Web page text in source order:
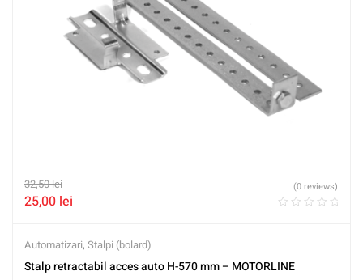
32,50lei
25,00 lei
(0 reviews)
Automatizari, Stalpi (bolard)
Stalp retractabil acces auto H-570 mm – MOTORLINE